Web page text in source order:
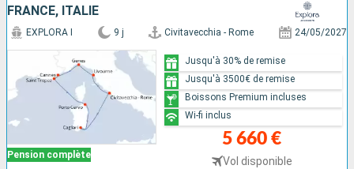
FRANCE, ITALIE
Pension complète
EXPLORA I 9 j Civitavecchia - Rome 24/05/2027
5 660 €
Vol disponible
Jusqu'à 30% de remise
Jusqu'à 3500€ de remise
Boissons Premium incluses
Wi-fi inclus